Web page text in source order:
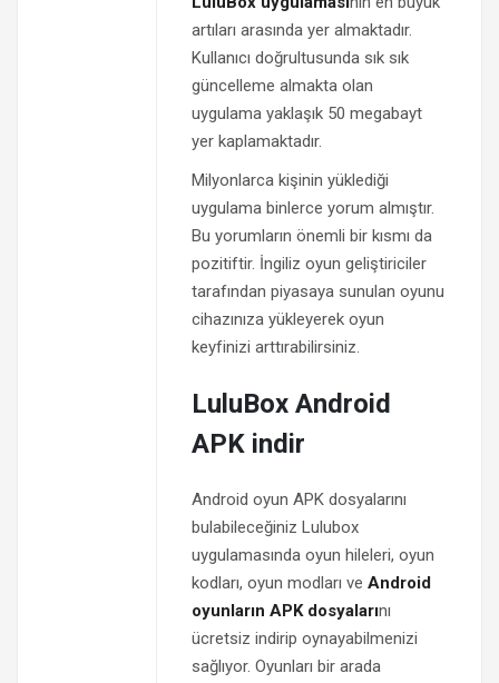
artıları arasında yer almaktadır.
Kullanıcı doğrultusunda sık sık
güncelleme almakta olan
uygulama yaklaşık 50 megabayt
yer kaplamaktadır.
Milyonlarca kişinin yüklediği
uygulama binlerce yorum almıştır.
Bu yorumların önemli bir kısmı da
pozitiftir. İngiliz oyun geliştiriciler
tarafından piyasaya sunulan oyunu
cihazınıza yükleyerek oyun
keyfinizi arttırabilirsiniz.
LuluBox Android
APK indir
Android oyun APK dosyalarını
bulabileceğiniz Lulubox
uygulamasında oyun hileleri, oyun
kodları, oyun modları ve Android
oyunların APK dosyalarını
ücretsiz indirip oynayabilmenizi
sağlıyor. Oyunları bir arada